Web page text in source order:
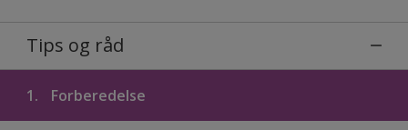
Tips og råd
1. Forberedelse